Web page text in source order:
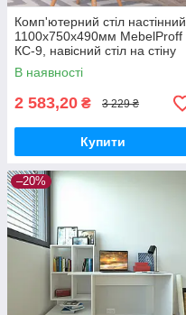
Комп'ютерний стіл настінний
1100х750х490мм MebelProff
КС-9, навісний стіл на стіну
для ноутбука
В наявності
2 583,20 ₴ 3 229 ₴
Купити
–20%